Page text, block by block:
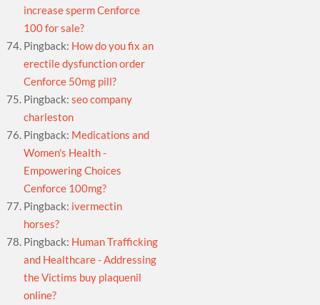
increase sperm Cenforce
100 for sale?
Pingback: How do you fix an
erectile dysfunction order
Cenforce 50mg pill?
Pingback:seo company
charleston
Pingback: Medications and
Women's Health -
Empowering Choices
Cenforce 100mg?
Pingback: ivermectin
horses?
Pingback: Human Trafficking
and Healthcare - Addressing
the Victims buy plaquenil
online?